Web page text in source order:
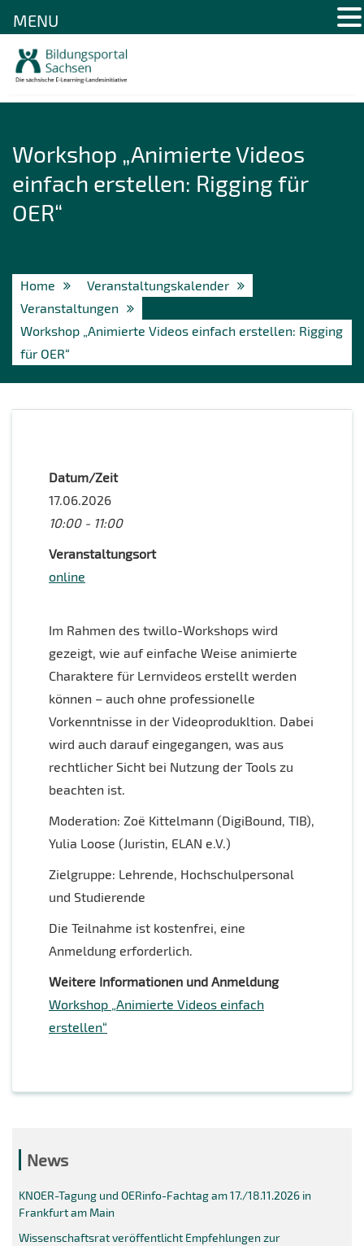
Workshop „Animierte Videos
einfach erstellen: Rigging für
OER“
Home
Veranstaltungskalender
Veranstaltungen
Workshop „Animierte Videos einfach erstellen: Rigging
für OER“
Datum/Zeit
17.06.2026
10:00 - 11:00
Veranstaltungsort
online
Im Rahmen des twillo-Workshops wird
gezeigt, wie auf einfache Weise animierte
Charaktere für Lernvideos erstellt werden
können – auch ohne professionelle
Vorkenntnisse in der Videoprodukltion. Dabei
wird auch darauf eingegangen, was aus
rechtlicher Sicht bei Nutzung der Tools zu
beachten ist.
Moderation: Zoë Kittelmann (DigiBound, TIB),
Yulia Loose (Juristin, ELAN e.V.)
Zielgruppe: Lehrende, Hochschulpersonal
und Studierende
Die Teilnahme ist kostenfrei, eine
Anmeldung erforderlich.
Weitere Informationen und Anmeldung
Workshop „Animierte Videos einfach
erstellen“
News
KNOER-Tagung und OERinfo-Fachtag am 17./18.11.2026 in
Frankfurt am Main
Wissenschaftsrat veröffentlicht Empfehlungen zur
MENU